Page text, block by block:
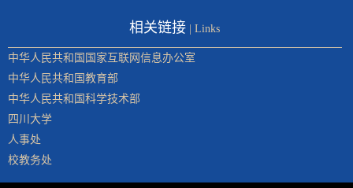
相关链接 | Links
中华人民共和国国家互联网信息办公室
中华人民共和国教育部
中华人民共和国科学技术部
四川大学
人事处
校教务处